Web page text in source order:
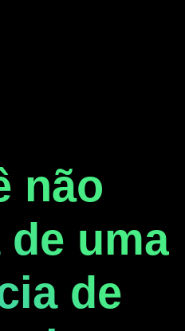
não
uma
de